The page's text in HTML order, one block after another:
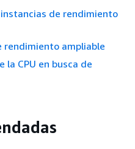
de rendimiento
rendimiento ampliable
la CPU en busca de